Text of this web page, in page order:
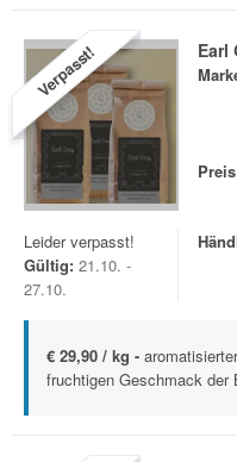
Verpasst! Earl
Leider verpasst!
Gültig: 21.10. -
27.10.
€ 29,90 / kg -
fruchtigen Geschmack der